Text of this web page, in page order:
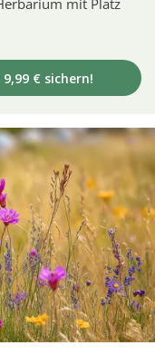
mit Platz
€ sichern!